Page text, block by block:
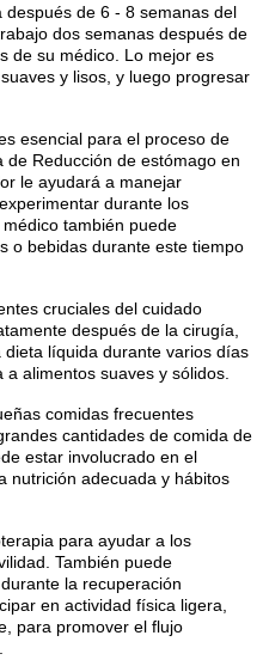
de 6 - 8 semanas del
dos semanas después de
de su médico. Lo mejor es
y lisos, y luego progresar
esencial para el proceso de
Reducción de estómago en
le ayudará a manejar
durante los
también puede
o bebidas durante este tiempo
cruciales del cuidado
después de la cirugía,
líquida durante varios días
alimentos suaves y sólidos.
comidas frecuentes
cantidades de comida de
estar involucrado en el
nutrición adecuada y hábitos
para ayudar a los
También puede
la recuperación
en actividad física ligera,
para promover el flujo